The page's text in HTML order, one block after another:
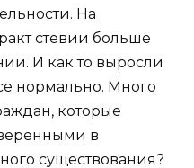
На
стевии больше
И как то выросли
нормально. Много
которые
в
существования?